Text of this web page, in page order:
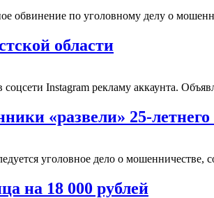
обвинение по уголовному делу о
области
Instagram рекламу аккаунта.
«развели» 25-
уголовное дело о
на 18 000 рублей